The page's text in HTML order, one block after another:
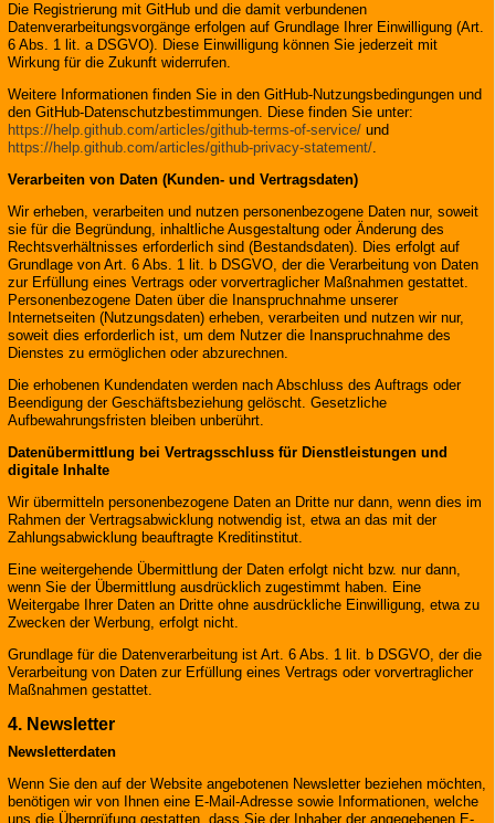
Die Registrierung mit GitHub und die damit verbundenen
Datenverarbeitungsvorgänge erfolgen auf Grundlage Ihrer Einwilligung (Art.
6 Abs. 1 lit. a DSGVO). Diese Einwilligung können Sie jederzeit mit
Wirkung für die Zukunft widerrufen.
Weitere Informationen finden Sie in den GitHub-Nutzungsbedingungen und
den GitHub-Datenschutzbestimmungen. Diese finden Sie unter:
https://help.github.com/articles/github-terms-of-service/ und
https://help.github.com/articles/github-privacy-statement/.
Verarbeiten von Daten (Kunden- und Vertragsdaten)
Wir erheben, verarbeiten und nutzen personenbezogene Daten nur, soweit
sie für die Begründung, inhaltliche Ausgestaltung oder Änderung des
Rechtsverhältnisses erforderlich sind (Bestandsdaten). Dies erfolgt auf
Grundlage von Art. 6 Abs. 1 lit. b DSGVO, der die Verarbeitung von Daten
zur Erfüllung eines Vertrags oder vorvertraglicher Maßnahmen gestattet.
Personenbezogene Daten über die Inanspruchnahme unserer
Internetseiten (Nutzungsdaten) erheben, verarbeiten und nutzen wir nur,
soweit dies erforderlich ist, um dem Nutzer die Inanspruchnahme des
Dienstes zu ermöglichen oder abzurechnen.
Die erhobenen Kundendaten werden nach Abschluss des Auftrags oder
Beendigung der Geschäftsbeziehung gelöscht. Gesetzliche
Aufbewahrungsfristen bleiben unberührt.
Datenübermittlung bei Vertragsschluss für Dienstleistungen und
digitale Inhalte
Wir übermitteln personenbezogene Daten an Dritte nur dann, wenn dies im
Rahmen der Vertragsabwicklung notwendig ist, etwa an das mit der
Zahlungsabwicklung beauftragte Kreditinstitut.
Eine weitergehende Übermittlung der Daten erfolgt nicht bzw. nur dann,
wenn Sie der Übermittlung ausdrücklich zugestimmt haben. Eine
Weitergabe Ihrer Daten an Dritte ohne ausdrückliche Einwilligung, etwa zu
Zwecken der Werbung, erfolgt nicht.
Grundlage für die Datenverarbeitung ist Art. 6 Abs. 1 lit. b DSGVO, der die
Verarbeitung von Daten zur Erfüllung eines Vertrags oder vorvertraglicher
Maßnahmen gestattet.
4. Newsletter
Newsletterdaten
Wenn Sie den auf der Website angebotenen Newsletter beziehen möchten,
benötigen wir von Ihnen eine E-Mail-Adresse sowie Informationen, welche
uns die Überprüfung gestatten, dass Sie der Inhaber der angegebenen E-